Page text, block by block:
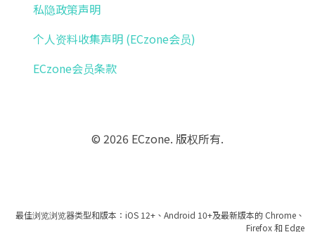
私隐政策声明
个人资料收集声明 (ECzone会员)
ECzone会员条款
© 2026 ECzone. 版权所有.
最佳浏览浏览器类型和版本：iOS 12+、Android 10+及最新版本的 Chrome、
Firefox 和 Edge